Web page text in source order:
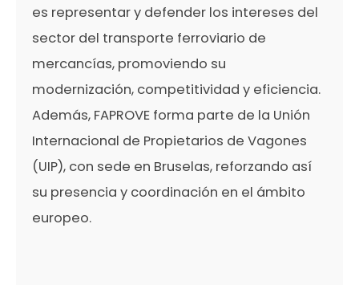
es representar y defender los intereses del
sector del transporte ferroviario de
mercancías, promoviendo su
modernización, competitividad y eficiencia.
Además, FAPROVE forma parte de la Unión
Internacional de Propietarios de Vagones
(UIP), con sede en Bruselas, reforzando así
su presencia y coordinación en el ámbito
europeo.